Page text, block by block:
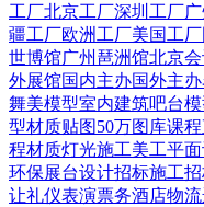
工厂北京工厂深圳工厂
疆工厂欧洲工厂美国工厂
世博馆广州琶洲馆北京
外展馆国内主办国外主办
舞美模型室内建筑吧台
型材质贴图50万图库课
程材质灯光施工美工平
环保展台设计招标施工
让礼仪表演票务酒店物